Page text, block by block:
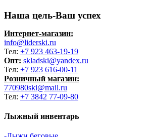
Наша цель-Ваш успех
Интернет-магазин:
info@liderski.ru
Тел: +7 923 463-19-19
Опт: skladski@yandex.ru
Тел: +7 923 616-00-11
Розничный магазин:
770980ski@mail.ru
Тел: +7 3842 77-09-80
Лыжный инвентарь